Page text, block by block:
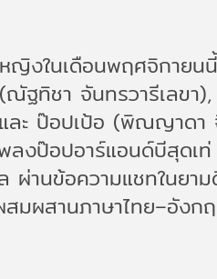
หญิงในเดือนพฤศจิกาย
(ณัฐทิชา จันทรวารีเล
ละ ป๊อปเป้อ (พิณญาด
ลงป๊อปอาร์แอนด์บีสุดเ
ผ่านข้อความแชทในย
มผสานภาษาไทย–อังก